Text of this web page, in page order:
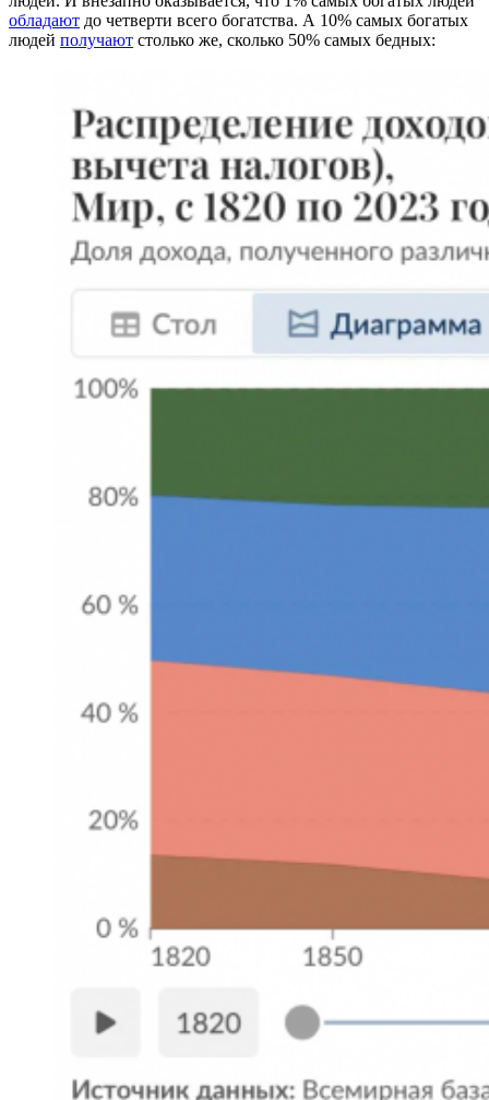
обладают до четверти всего богатства. А 10% самых богатых
людей получают столько же, сколько 50% самых бедных: